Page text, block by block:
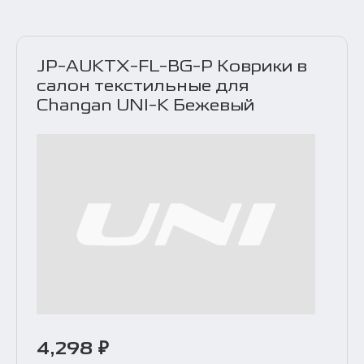
JP-AUKTX-FL-BG-P Коврики в
салон текстильные для
Changan UNI-K Бежевый
4,298 ₽